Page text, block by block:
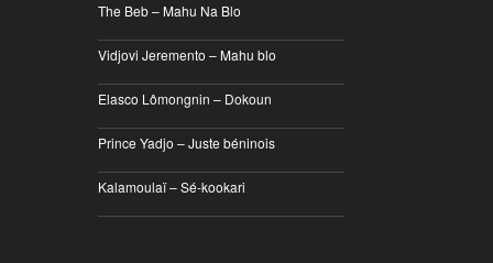
The Beb – Mahu Na Blo
Vidjovi Jeremento – Mahu blo
Elasco Lômongnin – Dokoun
Prince Yadjo – Juste béninois
Kalamoulaï – Sé-kookari